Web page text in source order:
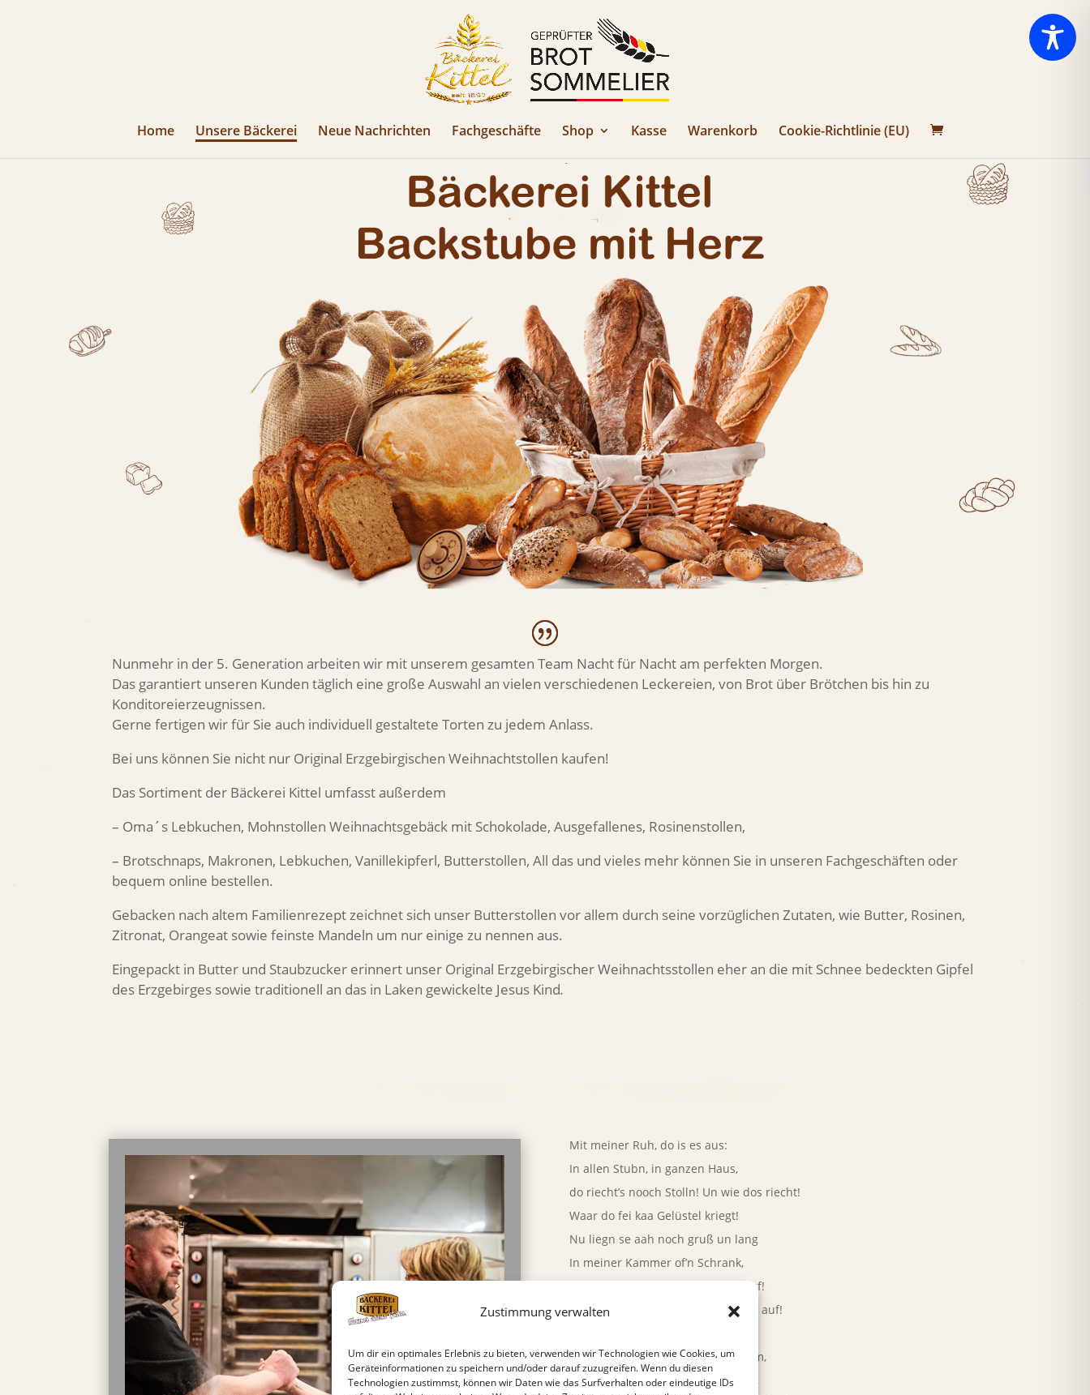
Zustimmung verwalten
Um dir ein optimales Erlebnis zu bieten, verwenden wir Technologien wie Cookies, um
Geräteinformationen zu speichern und/oder darauf zuzugreifen. Wenn du diesen
Technologien zustimmst, können wir Daten wie das Surfverhalten oder eindeutige IDs
Home Unsere Bäckerei Neue Nachrichten Fachgeschäfte Shop Kasse Warenkorb Cookie-Richtlinie (EU)
Nunmehr in der 5. Generation arbeiten wir mit unserem gesamten Team Nacht für Nacht am perfekten Morgen.
Das garantiert unseren Kunden täglich eine große Auswahl an vielen verschiedenen Leckereien, von Brot über Brötchen bis hin zu
Konditoreierzeugnissen.
Gerne fertigen wir für Sie auch individuell gestaltete Torten zu jedem Anlass.
Bei uns können Sie nicht nur Original Erzgebirgischen Weihnachtstollen kaufen!
Das Sortiment der Bäckerei Kittel umfasst außerdem
– Oma´s Lebkuchen, Mohnstollen Weihnachtsgebäck mit Schokolade, Ausgefallenes, Rosinenstollen,
– Brotschnaps, Makronen, Lebkuchen, Vanillekipferl, Butterstollen, All das und vieles mehr können Sie in unseren Fachgeschäften oder
bequem online bestellen.
Gebacken nach altem Familienrezept zeichnet sich unser Butterstollen vor allem durch seine vorzüglichen Zutaten, wie Butter, Rosinen,
Zitronat, Orangeat sowie feinste Mandeln um nur einige zu nennen aus.
Eingepackt in Butter und Staubzucker erinnert unser Original Erzgebirgischer Weihnachtsstollen eher an die mit Schnee bedeckten Gipfel
des Erzgebirges sowie traditionell an das in Laken gewickelte Jesus Kind.
Mit meiner Ruh, do is es aus:
In allen Stubn, in ganzen Haus,
do riecht’s nooch Stolln! Un wie dos riecht!
Waar do fei kaa Gelüstel kriegt!
Nu liegn se aah noch gruß un lang
In meiner Kammer of’n Schrank,
e Stücker siebn, zen Aufhebn drauf!
Dos weckt miech aus’n Schlof noch auf!
Mol kosten schu, doch när in Traam,
dä zu Weihnachten, net gestrieten,